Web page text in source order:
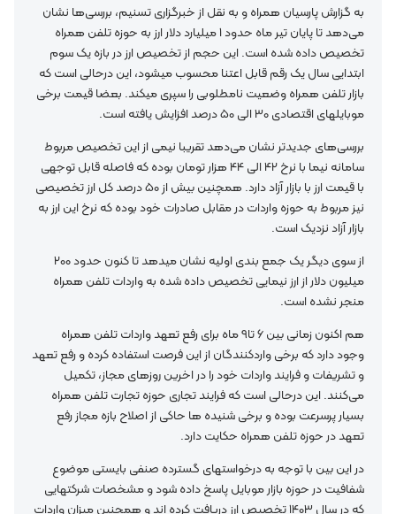
به گزارش پارسیان همراه و به نقل از خبرگزاری تسنیم، بررسی‌ها نشان
می‌دهد تا پایان تیر ماه حدود 1 میلیارد دلار ارز به حوزه تلفن همراه
تخصیص داده شده است. این حجم از تخصیص ارز در بازه یک سوم
ابتدایی سال یک رقم قابل اعتنا محسوب میشود، این درحالی است که
بازار تلفن همراه وضعیت نامطلوبی را سپری میکند. بعضا قیمت برخی
موبایلهای اقتصادی 30 الی 50 درصد افزایش یافته است.
بررسی‌های جدیدتر نشان می‌دهد تقریبا نیمی از این تخصیص مربوط
سامانه نیما با نرخ 42 الی 44 هزار تومان بوده که فاصله قابل توجهی
با قیمت ارز با بازار آزاد دارد. همچنین بیش از 50 درصد کل ارز تخصیصی
نیز مربوط به حوزه واردات در مقابل صادرات خود بوده که نرخ این ارز به
بازار آزاد نزدیک است.
از سوی دیگر یک جمع بندی اولیه نشان میدهد تا کنون حدود 200
میلیون دلار از ارز نیمایی تخصیص داده شده به واردات تلفن همراه
منجر نشده است.
هم اکنون زمانی بین 6 تا9 ماه برای رفع تعهد واردات تلفن همراه
وجود دارد که برخی واردکنندگان از این فرصت استفاده کرده و رفع تعهد
و تشریفات و فرایند واردات خود را در اخرین روزهای مجاز، تکمیل
می‌کنند. این درحالی است که فرایند تجاری حوزه تجارت تلفن همراه
بسیار پرسرعت بوده و برخی شنیده ها حاکی از اصلاح بازه مجاز رفع
تعهد در حوزه تلفن همراه حکایت دارد.
در این بین با توجه به درخواستهای گسترده صنفی بایستی موضوع
شفافیت در حوزه بازار موبایل پاسخ داده شود و مشخصات شرکتهایی
که در سال 1403 تخصیص ارز دریافت کرده اند و همچنین میزان واردات